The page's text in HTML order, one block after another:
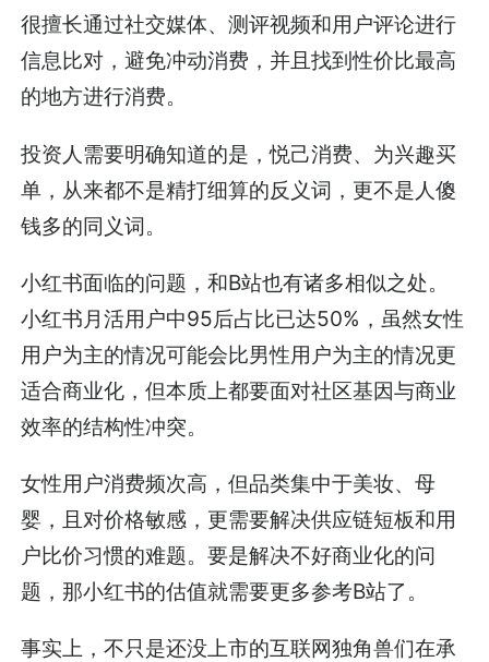
很擅长通过社交媒体、测评视频和用户评论进行
信息比对，避免冲动消费，并且找到性价比最高
的地方进行消费。
投资人需要明确知道的是，悦己消费、为兴趣买
单，从来都不是精打细算的反义词，更不是人傻
钱多的同义词。
小红书面临的问题，和B站也有诸多相似之处。
小红书月活用户中95后占比已达50%，虽然女性
用户为主的情况可能会比男性用户为主的情况更
适合商业化，但本质上都要面对社区基因与商业
效率的结构性冲突。
女性用户消费频次高，但品类集中于美妆、母
婴，且对价格敏感，更需要解决供应链短板和用
户比价习惯的难题。要是解决不好商业化的问
题，那小红书的估值就需要更多参考B站了。
事实上，不只是还没上市的互联网独角兽们在承